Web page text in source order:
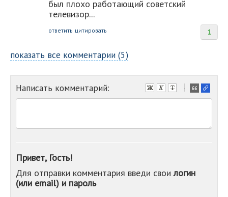
был плохо работающий советский
телевизор...
1
ответить цитировать
показать все комментарии (5)
Написать комментарий:
-
-
-
Привет, Гость!
Для отправки комментария введи своилогин
(или email) и пароль